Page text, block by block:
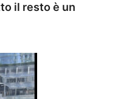
il resto è un